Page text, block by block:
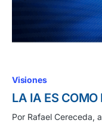
Visiones
LA IA ES COMO
Por Rafael Cereceda,